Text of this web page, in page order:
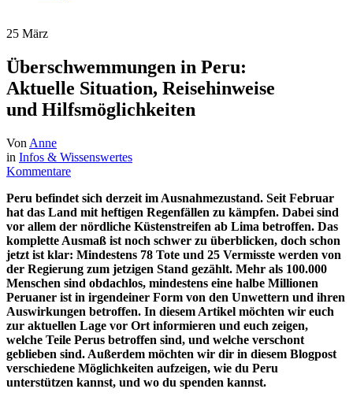
25 März
Überschwemmungen in Peru:
Aktuelle Situation, Reisehinweise
und Hilfsmöglichkeiten
Von Anne
in Infos & Wissenswertes
Kommentare
Peru befindet sich derzeit im Ausnahmezustand. Seit Februar
hat das Land mit heftigen Regenfällen zu kämpfen. Dabei sind
vor allem der nördliche Küstenstreifen ab Lima betroffen. Das
komplette Ausmaß ist noch schwer zu überblicken, doch schon
jetzt ist klar: Mindestens 78 Tote und 25 Vermisste werden von
der Regierung zum jetzigen Stand gezählt. Mehr als 100.000
Menschen sind obdachlos, mindestens eine halbe Millionen
Peruaner ist in irgendeiner Form von den Unwettern und ihren
Auswirkungen betroffen. In diesem Artikel möchten wir euch
zur aktuellen Lage vor Ort informieren und euch zeigen,
welche Teile Perus betroffen sind, und welche verschont
geblieben sind. Außerdem möchten wir dir in diesem Blogpost
verschiedene Möglichkeiten aufzeigen, wie du Peru
unterstützen kannst, und wo du spenden kannst.